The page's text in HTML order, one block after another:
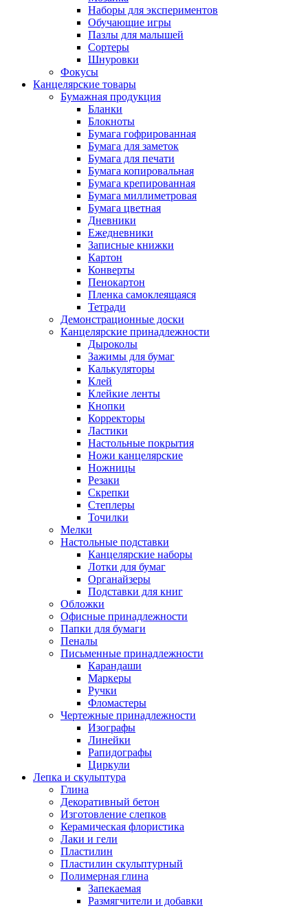
Наборы для экспериментов
Обучающие игры
Пазлы для малышей
Сортеры
Шнуровки
Фокусы
Канцелярские товары
Бумажная продукция
Бланки
Блокноты
Бумага гофрированная
Бумага для заметок
Бумага для печати
Бумага копировальная
Бумага крепированная
Бумага миллиметровая
Бумага цветная
Дневники
Ежедневники
Записные книжки
Картон
Конверты
Пенокартон
Пленка самоклеящаяся
Тетради
Демонстрационные доски
Канцелярские принадлежности
Дыроколы
Зажимы для бумаг
Калькуляторы
Клей
Клейкие ленты
Кнопки
Корректоры
Ластики
Настольные покрытия
Ножи канцелярские
Ножницы
Резаки
Скрепки
Степлеры
Точилки
Мелки
Настольные подставки
Канцелярские наборы
Лотки для бумаг
Органайзеры
Подставки для книг
Обложки
Офисные принадлежности
Папки для бумаги
Пеналы
Письменные принадлежности
Карандаши
Маркеры
Ручки
Фломастеры
Чертежные принадлежности
Изографы
Линейки
Рапидографы
Циркули
Лепка и скульптура
Глина
Декоративный бетон
Изготовление слепков
Керамическая флористика
Лаки и гели
Пластилин
Пластилин скульптурный
Полимерная глина
Запекаемая
Размягчители и добавки